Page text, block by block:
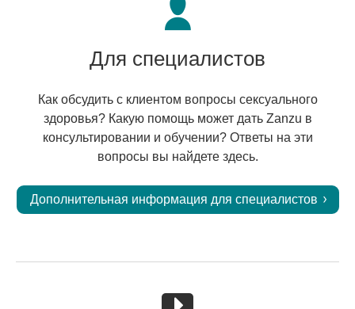
Для специалистов
Как обсудить с клиентом вопросы сексуального
здоровья? Какую помощь может дать Zanzu в
консультировании и обучении? Ответы на эти
вопросы вы найдете здесь.
Дополнительная информация для специалистов